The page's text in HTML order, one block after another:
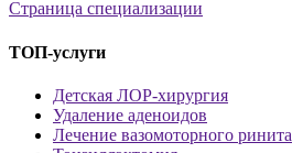
Страница специализации
ТОП-услуги
Детская ЛОР-хирургия
Удаление аденоидов
Лечение вазомоторного ринита